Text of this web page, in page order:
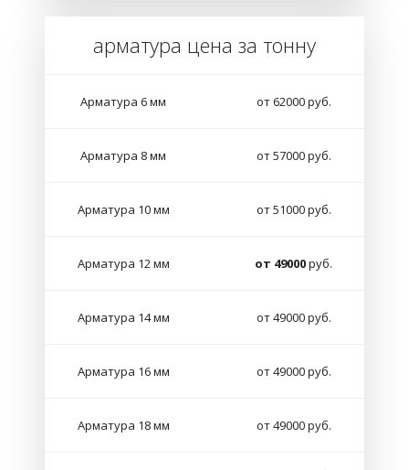
арматура цена за тонну
Арматура 6 мм от 62000 руб.
Арматура 8 мм от 57000 руб.
Арматура 10 мм от 51000 руб.
Арматура 12 мм от 49000руб.
Арматура 14 мм от 49000 руб.
Арматура 16 мм от 49000 руб.
Арматура 18 мм от 49000 руб.